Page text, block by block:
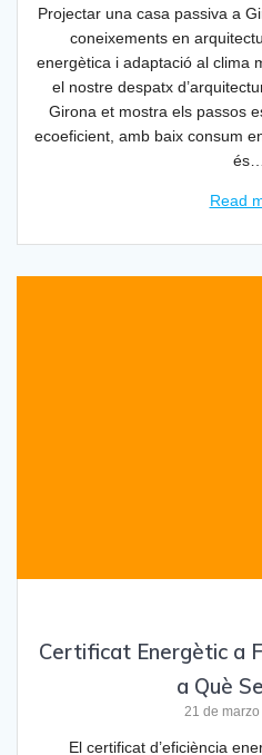
Projectar una casa passiva a
coneixements en
energètica i adaptació al clima
el nostre despatx
Girona et mostra els passos
ecoeficient, amb baix consum
és…
Read
Certificat Energètic a
a Què
21 de
El certificat d’eficiència